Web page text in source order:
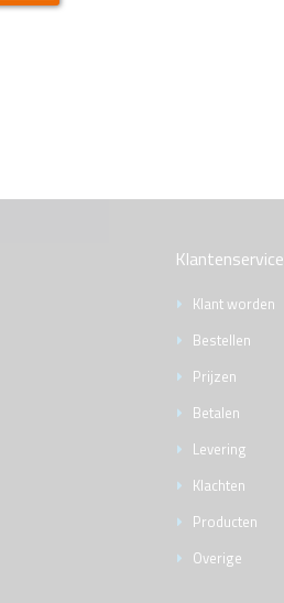
Klantenservice
Klant worden
Bestellen
Prijzen
Betalen
Levering
Klachten
Producten
Overige